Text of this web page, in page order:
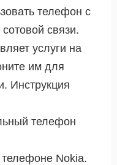
телефон с
связи.
услуги на
им для
Инструкция
телефон
Nokia.